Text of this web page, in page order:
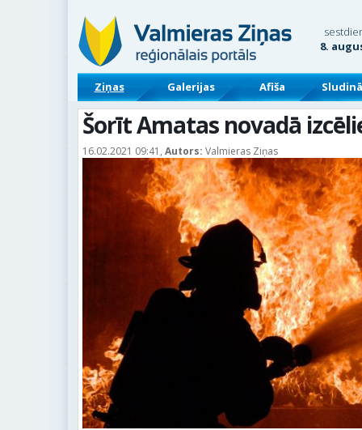
8.
Ziņas Galerijas Afiša
Šorīt Amatas novadā
16.02.2021 09:41, Autors: Valmieras Ziņas